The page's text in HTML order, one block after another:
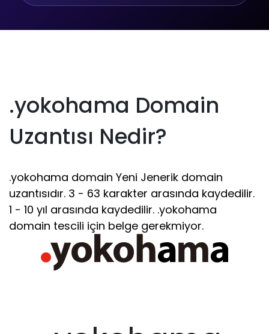
.yokohama Domain
Uzantısı Nedir?
.yokohama domain Yeni Jenerik domain
uzantısıdır. 3 - 63 karakter arasında kaydedilir.
1 - 10 yıl arasında kaydedilir. .yokohama
domain tescili için belge gerekmiyor.